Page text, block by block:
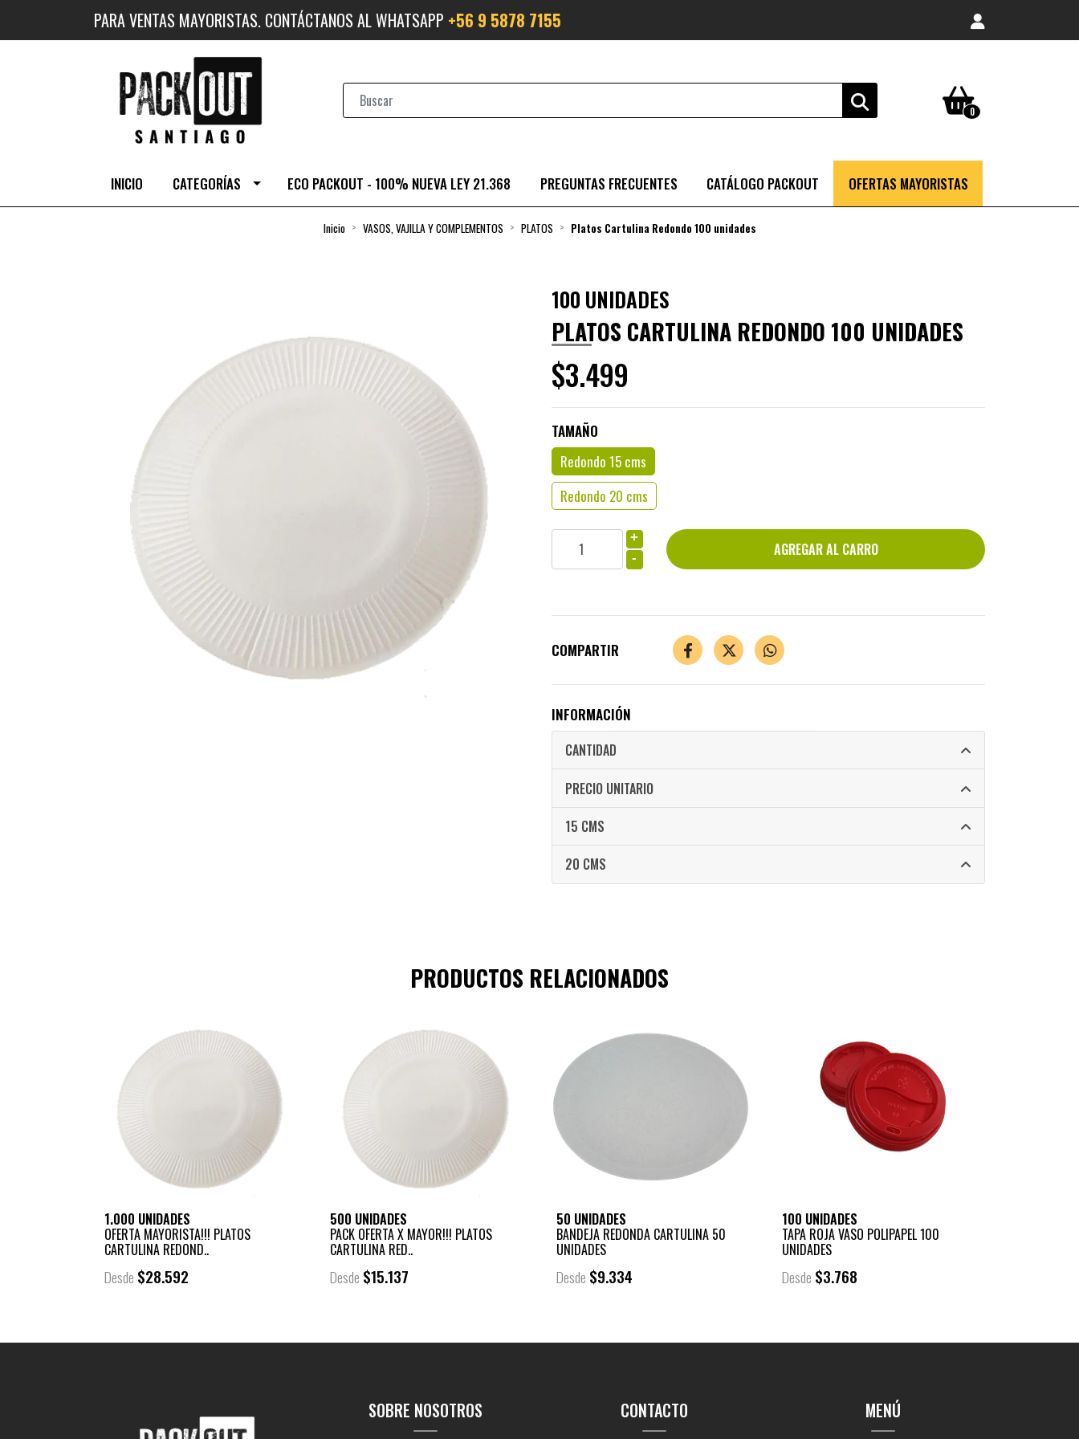
PARA VENTAS MAYORISTAS. CONTÁCTANOS AL WHATSAPP +56 9 5878 7155
0
INICIO CATEGORÍAS ECO PACKOUT - 100% NUEVA LEY 21.368 PREGUNTAS FRECUENTES CATÁLOGO PACKOUT OFERTAS MAYORISTAS
Inicio VASOS, VAJILLA Y COMPLEMENTOS PLATOS Platos Cartulina Redondo 100 unidades
100 UNIDADES
PLATOS CARTULINA REDONDO 100 UNIDADES
$3.499
TAMAÑO
Redondo 15 cms
Redondo 20 cms
+
-
COMPARTIR
INFORMACIÓN
CANTIDAD
PRECIO UNITARIO
15 CMS
20 CMS
PRODUCTOS RELACIONADOS
1.000 UNIDADES
OFERTA MAYORISTA!!! PLATOS
CARTULINA REDOND..
Desde $28.592
500 UNIDADES
PACK OFERTA X MAYOR!!! PLATOS
CARTULINA RED..
Desde $15.137
50 UNIDADES
BANDEJA REDONDA CARTULINA 50
UNIDADES
Desde $9.334
100 UNIDADES
TAPA ROJA VASO POLIPAPEL 100
UNIDADES
Desde $3.768
SOBRE NOSOTROS CONTACTO MENÚ